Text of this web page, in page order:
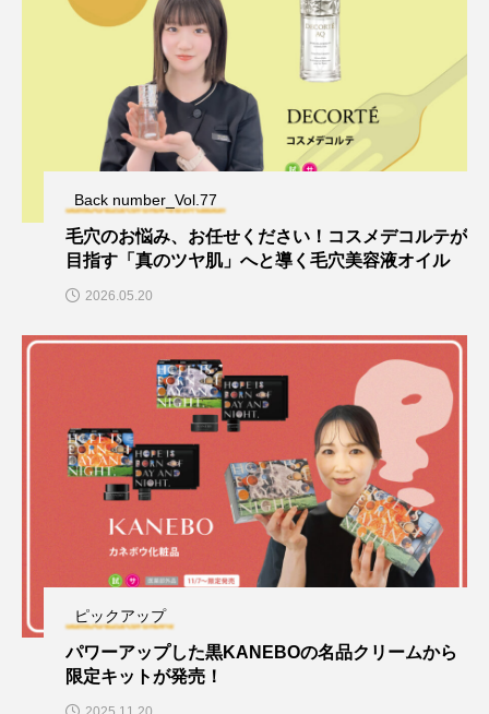
Back number_Vol.77
毛穴のお悩み、お任せください！コスメデコルテが
目指す「真のツヤ肌」へと導く毛穴美容液オイル
2026.05.20
ピックアップ
パワーアップした黒KANEBOの名品クリームから
限定キットが発売！